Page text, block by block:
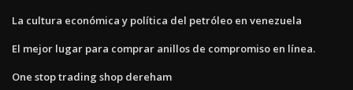
La cultura económica y política del petróleo en venezuela
El mejor lugar para comprar anillos de compromiso en línea.
One stop trading shop dereham